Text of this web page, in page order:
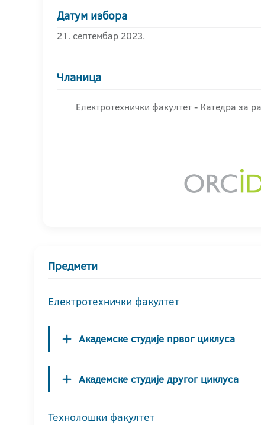
Датум избора
21. септембар 2023.
Чланица
Електротехнички факултет - Катедра за
Предмети
Електротехнички факултет
Академске студије првог циклуса
Академске студије другог циклуса
Технолошки факултет